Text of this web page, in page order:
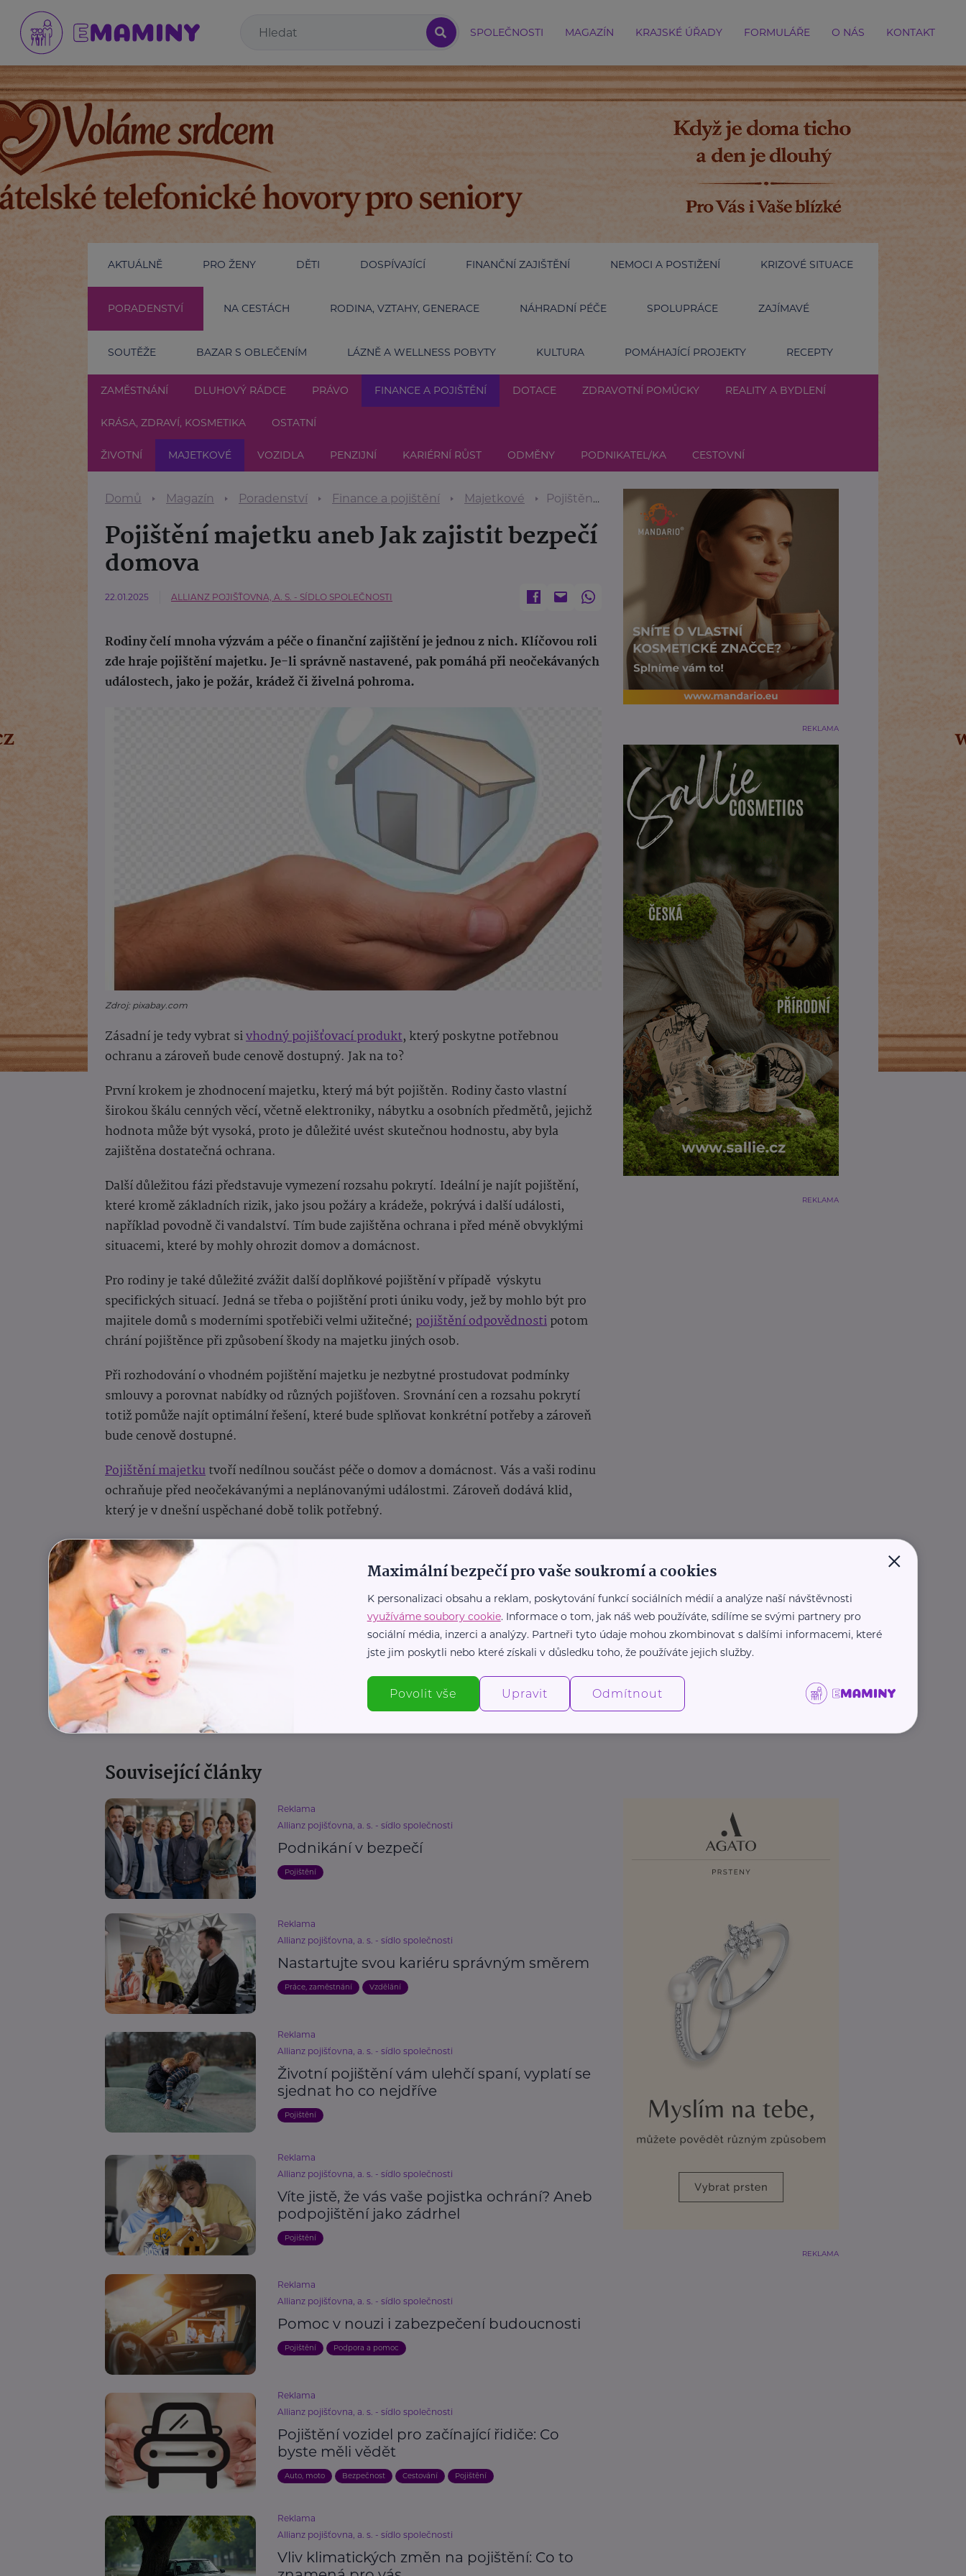
SPOLEČNOSTI MAGAZÍN KRAJSKÉ ÚŘADY FORMULÁŘE O NÁS KONTAKT
AKTUÁLNĚ PRO ŽENY DĚTI DOSPÍVAJÍCÍ FINANČNÍ ZAJIŠTĚNÍ NEMOCI A POSTIŽENÍ KRIZOVÉ SITUACE
PORADENSTVÍ NA CESTÁCH RODINA, VZTAHY, GENERACE NÁHRADNÍ PÉČE SPOLUPRÁCE ZAJÍMAVÉ
SOUTĚŽE BAZAR S OBLEČENÍM LÁZNĚ A WELLNESS POBYTY KULTURA POMÁHAJÍCÍ PROJEKTY RECEPTY
ZAMĚSTNÁNÍ DLUHOVÝ RÁDCE PRÁVO FINANCE A POJIŠTĚNÍ DOTACE ZDRAVOTNÍ POMŮCKY REALITY A BYDLENÍ
KRÁSA, ZDRAVÍ, KOSMETIKA OSTATNÍ
ŽIVOTNÍ MAJETKOVÉ VOZIDLA PENZIJNÍ KARIÉRNÍ RŮST ODMĚNY PODNIKATEL/KA CESTOVNÍ
Domů Magazín Poradenství Finance a pojištění Majetkové Pojištění majetku aneb Jak zajistit bezpečí domova
Pojištění majetku aneb Jak zajistit bezpečí
domova
22.01.2025 ALLIANZ POJIŠŤOVNA, A. S. - SÍDLO SPOLEČNOSTI
Rodiny čelí mnoha výzvám a péče o finanční zajištění je jednou z nich. Klíčovou roli
zde hraje pojištění majetku. Je-li správně nastavené, pak pomáhá při neočekávaných
událostech, jako je požár, krádež či živelná pohroma.
Zdroj: pixabay.com
Zásadní je tedy vybrat sivhodný pojišťovací produkt, který poskytne potřebnou
ochranu a zároveň bude cenově dostupný. Jak na to?
První krokem je zhodnocení majetku, který má být pojištěn. Rodiny často vlastní
širokou škálu cenných věcí, včetně elektroniky, nábytku a osobních předmětů, jejichž
hodnota může být vysoká, proto je důležité uvést skutečnou hodnostu, aby byla
zajištěna dostatečná ochrana.
Další důležitou fázi představuje vymezení rozsahu pokrytí. Ideální je najít pojištění,
které kromě základních rizik, jako jsou požáry a krádeže, pokrývá i další události,
například povodně či vandalství. Tím bude zajištěna ochrana i před méně obvyklými
situacemi, které by mohly ohrozit domov a domácnost.
Pro rodiny je také důležité zvážit další doplňkové pojištění v případě výskytu
specifických situací. Jedná se třeba o pojištění proti úniku vody, jež by mohlo být pro
majitele domů s moderními spotřebiči velmi užitečné; pojištění odpovědnostipotom
chrání pojištěnce při způsobení škody na majetku jiných osob.
Při rozhodování o vhodném pojištění majetku je nezbytné prostudovat podmínky
smlouvy a porovnat nabídky od různých pojišťoven. Srovnání cen a rozsahu pokrytí
totiž pomůže najít optimální řešení, které bude splňovat konkrétní potřeby a zároveň
bude cenově dostupné.
Pojištění majetkutvoří nedílnou součást péče o domov a domácnost. Vás a vaši rodinu
ochraňuje před neočekávanými a neplánovanými událostmi. Zároveň dodává klid,
který je v dnešní uspěchané době tolik potřebný.
Autor: redakce eMaminy.cz
Pojištění
REKLAMA
REKLAMA
Související články
Reklama
Allianz pojišťovna, a. s. - sídlo společnosti
Podnikání v bezpečí
Pojištění
Reklama
Allianz pojišťovna, a. s. - sídlo společnosti
Nastartujte svou kariéru správným směrem
Práce, zaměstnání Vzdělání
Reklama
Allianz pojišťovna, a. s. - sídlo společnosti
Životní pojištění vám ulehčí spaní, vyplatí se
sjednat ho co nejdříve
Pojištění
Reklama
Allianz pojišťovna, a. s. - sídlo společnosti
Víte jistě, že vás vaše pojistka ochrání? Aneb
podpojištění jako zádrhel
Pojištění
Reklama
Allianz pojišťovna, a. s. - sídlo společnosti
Pomoc v nouzi i zabezpečení budoucnosti
Pojištění Podpora a pomoc
Reklama
Allianz pojišťovna, a. s. - sídlo společnosti
Pojištění vozidel pro začínající řidiče: Co
byste měli vědět
Auto, moto Bezpečnost Cestování Pojištění
Reklama
Allianz pojišťovna, a. s. - sídlo společnosti
Vliv klimatických změn na pojištění: Co to
REKLAMA
×
Maximální bezpečí pro vaše soukromí a cookies
K personalizaci obsahu a reklam, poskytování funkcí sociálních médií a analýze naší návštěvnosti
využíváme soubory cookie. Informace o tom, jak náš web používáte, sdílíme se svými partnery pro
sociální média, inzerci a analýzy. Partneři tyto údaje mohou zkombinovat s dalšími informacemi, které
jste jim poskytli nebo které získali v důsledku toho, že používáte jejich služby.
Povolit vše Upravit Odmítnout